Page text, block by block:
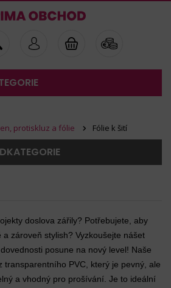
protiskluz a fólie
Fólie k šití
doslova zářily? Potřebujete, aby
zároveň stylish? Vyzkoušejte nášet
dovednosti posune na nový level! Naše
transparentního PVC, který je pevný, ale
a vhodný pro prošívání. Je to ideální